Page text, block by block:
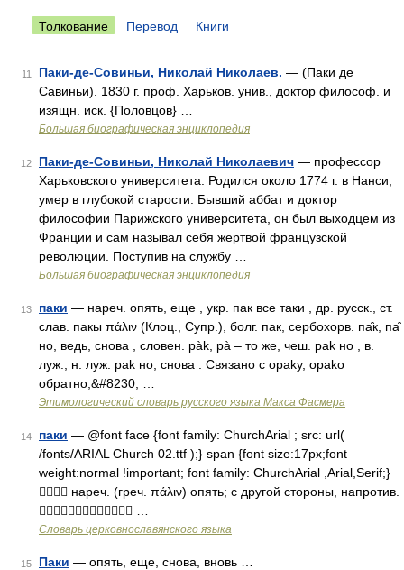
Толкование Перевод Книги
11 Паки-де-Совиньи, Николай Николаев. — (Паки де
Савиньи). 1830 г. проф. Харьков. унив., доктор философ. и
изящн. иск. {Половцов} …
Большая биографическая энциклопедия
12 Паки-де-Совиньи, Николай Николаевич — профессор
Харьковского университета. Родился около 1774 г. в Нанси,
умер в глубокой старости. Бывший аббат и доктор
философии Парижского университета, он был выходцем из
Франции и сам называл себя жертвой французской
революции. Поступив на службу …
Большая биографическая энциклопедия
13 паки — нареч. опять, еще , укр. пак все таки , др. русск., ст.
слав. пакы πάλιν (Клоц., Супр.), болг. пак, сербохорв. па̑к, па̑
но, ведь, снова , словен. pàk, рà – то же, чеш. раk но , в.
луж., н. луж. раk но, снова . Связано с ораkу, ораkо
обратно,&#8230; …
Этимологический словарь русского языка Макса Фасмера
14 паки — @font face {font family: ChurchArial ; src: url(
/fonts/ARIAL Church 02.ttf );} span {font size:17px;font
weight:normal !important; font family: ChurchArial ,Arial,Serif;}
 нареч. (греч. πάλιν) опять; с другой стороны, напротив.
 …
Словарь церковнославянского языка
15 Паки — опять, еще, снова, вновь …